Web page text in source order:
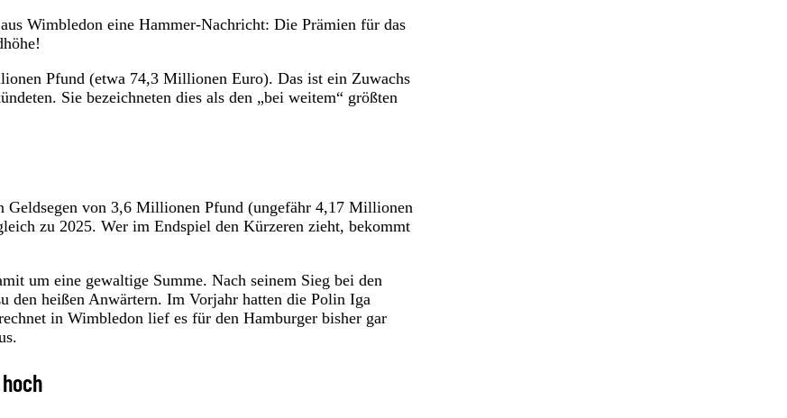
Wimbledon eine Hammer-Nachricht: Die Prämien für das
Pfund (etwa 74,3 Millionen Euro). Das ist ein Zuwachs
Sie bezeichneten dies als den „bei weitem“ größten
von 3,6 Millionen Pfund (ungefähr 4,17 Millionen
zu 2025. Wer im Endspiel den Kürzeren zieht, bekommt
um eine gewaltige Summe. Nach seinem Sieg bei den
den heißen Anwärtern. Im Vorjahr hatten die Polin Iga
in Wimbledon lief es für den Hamburger bisher gar